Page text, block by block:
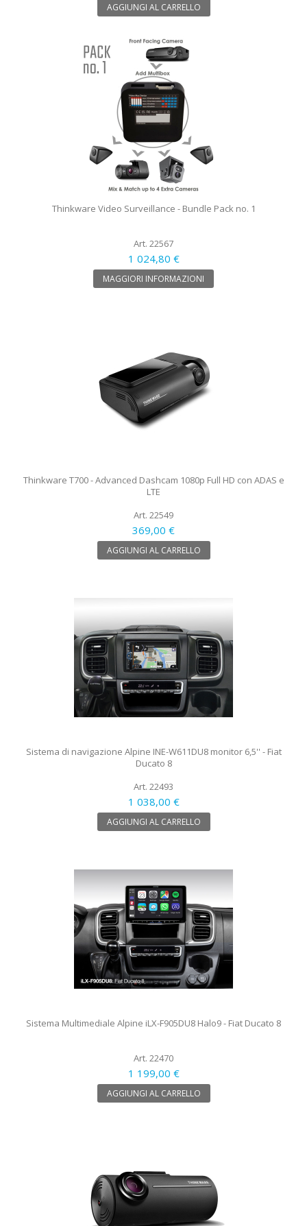
AGGIUNGI AL CARRELLO
Thinkware Video Surveillance - Bundle Pack no. 1
Art. 22567
1 024,80 €
MAGGIORI INFORMAZIONI
Thinkware T700 - Advanced Dashcam 1080p Full HD con ADAS e
LTE
Art. 22549
369,00 €
AGGIUNGI AL CARRELLO
Sistema di navigazione Alpine INE-W611DU8 monitor 6,5'' - Fiat
Ducato 8
Art. 22493
1 038,00 €
AGGIUNGI AL CARRELLO
Sistema Multimediale Alpine iLX-F905DU8 Halo9 - Fiat Ducato 8
Art. 22470
1 199,00 €
AGGIUNGI AL CARRELLO